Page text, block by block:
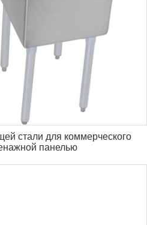
стали для коммерческого
панелью